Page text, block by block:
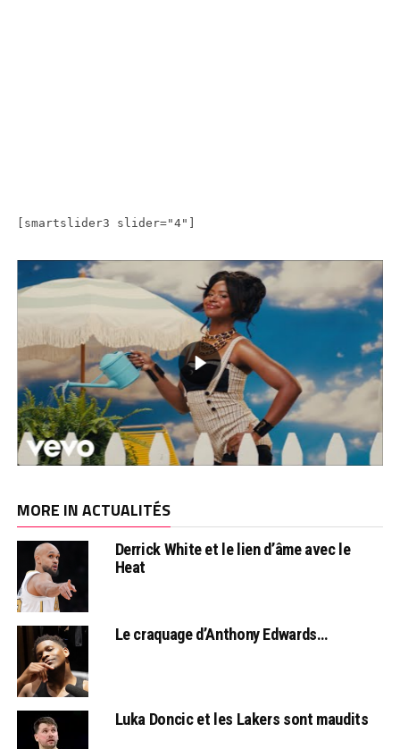
[smartslider3 slider="4"]
MORE IN ACTUALITÉS
Derrick White et le lien d’âme avec le
Heat
Le craquage d’Anthony Edwards…
Luka Doncic et les Lakers sont maudits